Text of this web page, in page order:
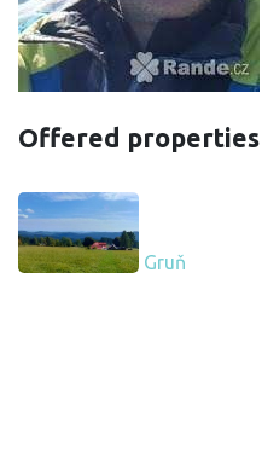
Offered properties
Gruň